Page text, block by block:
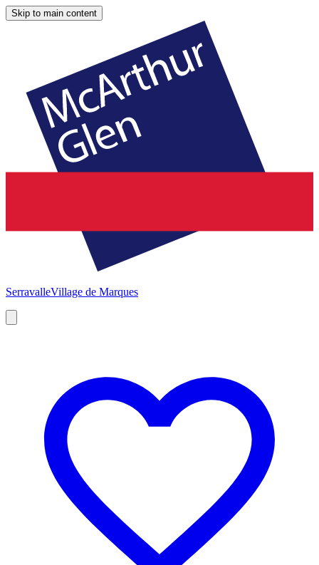
Skip to main content
SerravalleVillage de Marques